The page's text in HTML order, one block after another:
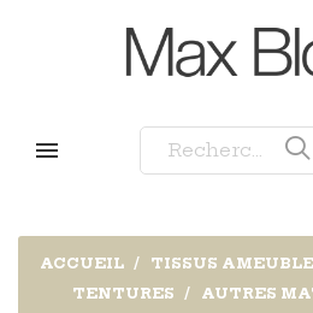
ACCUEIL TISSUS
TENTURES
AUTRES